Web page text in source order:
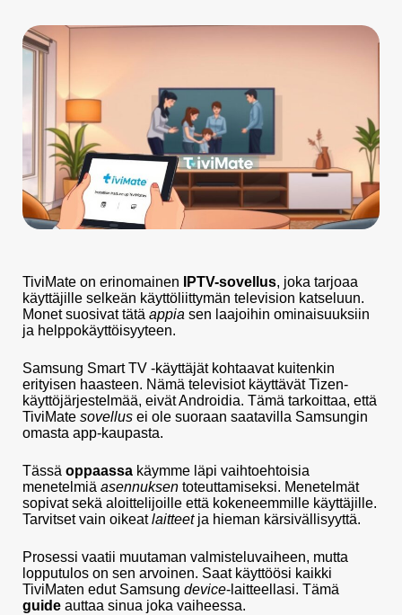
TiviMate on erinomainen IPTV-sovellus, joka tarjoaa
käyttäjille selkeän käyttöliittymän television katseluun.
Monet suosivat tätä appia sen laajoihin ominaisuuksiin
ja helppokäyttöisyyteen.
Samsung Smart TV -käyttäjät kohtaavat kuitenkin
erityisen haasteen. Nämä televisiot käyttävät Tizen-
käyttöjärjestelmää, eivät Androidia. Tämä tarkoittaa, että
TiviMate sovellus ei ole suoraan saatavilla Samsungin
omasta app-kaupasta.
Tässä oppaassa käymme läpi vaihtoehtoisia
menetelmiä asennuksen toteuttamiseksi. Menetelmät
sopivat sekä aloittelijoille että kokeneemmille käyttäjille.
Tarvitset vain oikeatlaitteetja hieman kärsivällisyyttä.
Prosessi vaatii muutaman valmisteluvaiheen, mutta
lopputulos on sen arvoinen. Saat käyttöösi kaikki
TiviMaten edut Samsung device-laitteellasi. Tämä
guide auttaa sinua joka vaiheessa.